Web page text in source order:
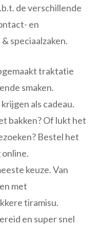
de verschillende
en
speciaalzaken.
traktatie
smaken.
als cadeau.
bakken? Of lukt het
Bestel het
keuze. Van
met
tiramisu.
en super snel